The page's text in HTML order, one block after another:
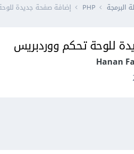
البرمجة PHP إضافة صفحة جديدة
للوحة تحكم ووردبريس